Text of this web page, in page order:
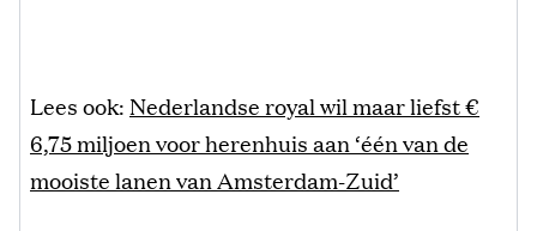
Lees ook: Nederlandse royal wil maar liefst €
6,75 miljoen voor herenhuis aan ‘één van de
mooiste lanen van Amsterdam-Zuid’